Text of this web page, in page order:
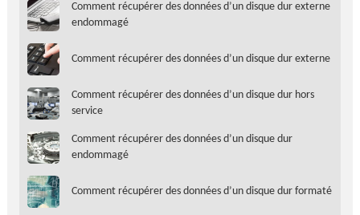
Comment récupérer des données d’un disque dur externe
endommagé
Comment récupérer des données d’un disque dur externe
Comment récupérer des données d’un disque dur hors
service
Comment récupérer des données d’un disque dur
endommagé
Comment récupérer des données d’un disque dur formaté